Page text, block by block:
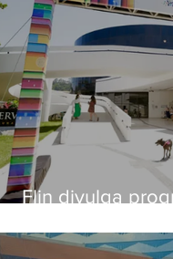
Flin divulga
começa na